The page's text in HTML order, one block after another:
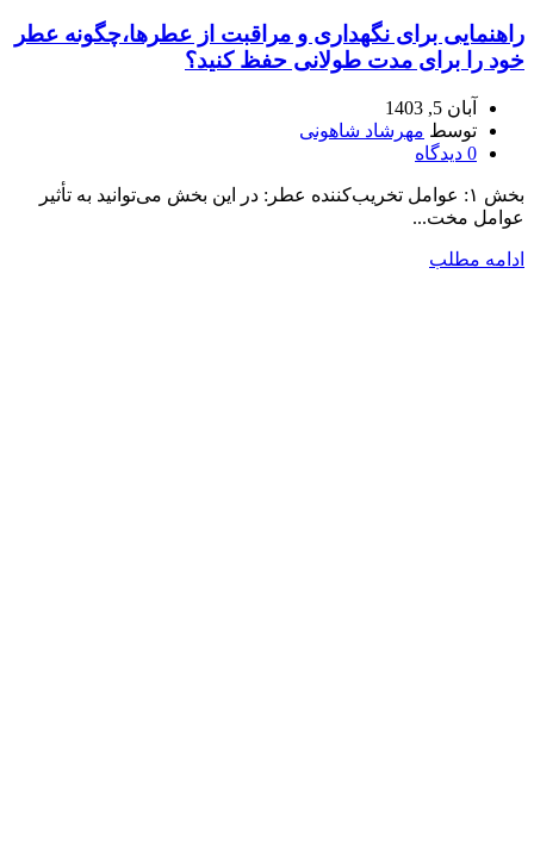
راهنمایی برای نگهداری و مراقبت از عطرها،چگونه عطر
خود را برای مدت طولانی حفظ کنید؟
آبان 5, 1403
توسط مهرشاد شاهونی
0 دیدگاه
بخش ۱: عوامل تخریب‌کننده عطر: در این بخش می‌توانید به تأثیر
عوامل مخت...
ادامه مطلب